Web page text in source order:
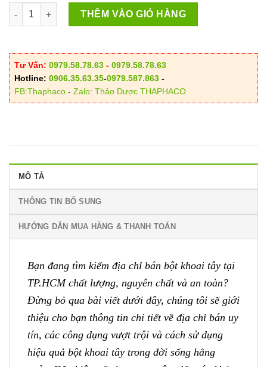
300.000VND
Địa Chỉ Bán Bột Khoai Tây Tại HCM số lượng
THÊM VÀO GIỎ HÀNG
Tư Vấn: 0979.58.78.63 - 0979.58.78.63
Hotline: 0906.35.63.35-0979.587.863 -
FB:Thaphaco - Zalo: Thảo Dược THAPHACO
MÔ TẢ
THÔNG TIN BỔ SUNG
HƯỚNG DẪN MUA HÀNG & THANH TOÁN
Bạn đang tìm kiếm địa chỉ bán bột khoai tây tại
TP.HCM chất lượng, nguyên chất và an toàn?
Đừng bỏ qua bài viết dưới đây, chúng tôi sẽ giới
thiệu cho bạn thông tin chi tiết về địa chỉ bán uy
tín, các công dụng vượt trội và cách sử dụng
hiệu quả bột khoai tây trong đời sống hằng